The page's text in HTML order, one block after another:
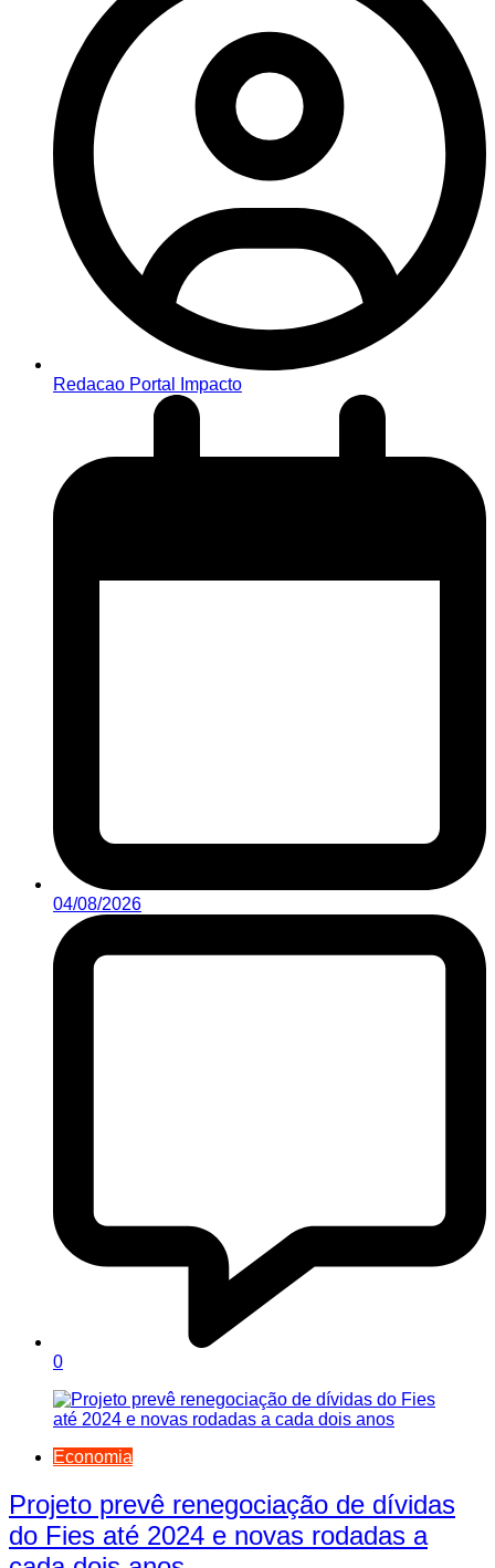
Redacao Portal Impacto
04/08/2026
0
Economia
Projeto prevê renegociação de dívidas
do Fies até 2024 e novas rodadas a